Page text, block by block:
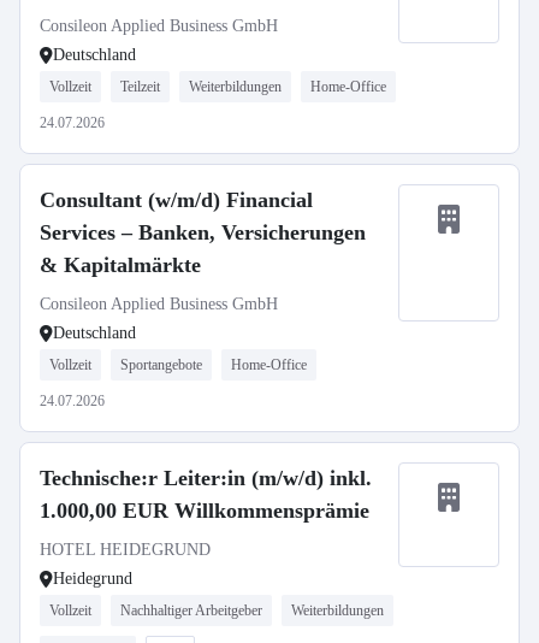
Consileon Applied Business GmbH
Deutschland
Vollzeit Teilzeit Weiterbildungen Home-Office
24.07.2026
Consultant (w/m/d) Financial
Services – Banken, Versicherungen
& Kapitalmärkte
Consileon Applied Business GmbH
Deutschland
Vollzeit Sportangebote Home-Office
24.07.2026
Technische:r Leiter:in (m/w/d) inkl.
1.000,00 EUR Willkommensprämie
HOTEL HEIDEGRUND
Heidegrund
Vollzeit Nachhaltiger Arbeitgeber Weiterbildungen